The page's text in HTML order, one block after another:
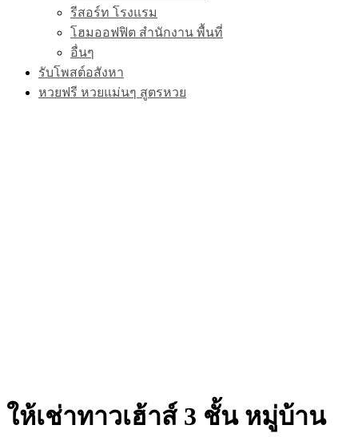
รีสอร์ท โรงแรม
โฮมออฟฟิต สำนักงาน พื้นที่
อื่นๆ
รับโพสต์อสังหา
หวยฟรี หวยแม่นๆ สูตรหวย
ให้เช่าทาวเฮ้าส์ 3 ชั้น หมู่บ้าน